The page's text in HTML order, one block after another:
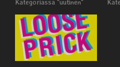
Kategoriassa "uutinen"